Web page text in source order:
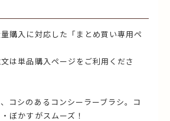
購入に対応した「まとめ買い専用ペ
は単品購入ページをご利用くださ
コシのあるコンシーラーブラシ。コ
ぼかすがスムーズ！